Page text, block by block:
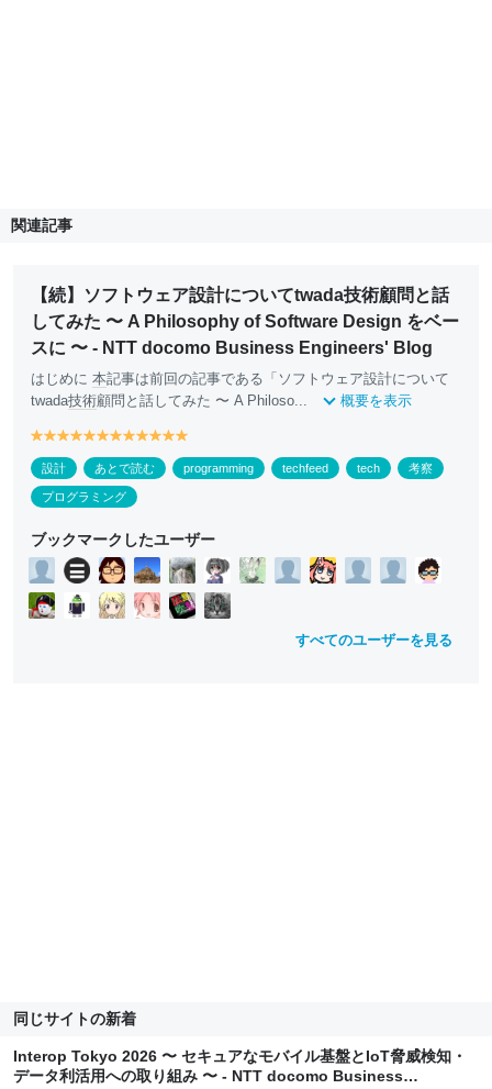
関連記事
【続】ソフトウェア設計についてtwada技術顧問と話
してみた 〜 A Philosophy of Software Design をベー
スに 〜 - NTT docomo Business Engineers' Blog
はじめに 本記事は前回の記事である「ソフトウェア設計について
twada技術顧問と話してみた 〜 A Philoso... 概要を表示
y
e
ll
o
y
e
ll
o
y
e
ll
o
y
e
ll
o
y
e
ll
o
y
e
ll
o
y
e
ll
o
y
e
ll
o
y
e
ll
o
y
e
ll
y
e
ll
e
ll
設計 あとで読む programming techfeed tech 考察
プログラミング
ブックマークしたユーザー
すべてのユーザーを見る
同じサイトの新着
Interop Tokyo 2026 〜 セキュアなモバイル基盤とIoT脅威検知・
データ利活用への取り組み 〜 - NTT docomo Business